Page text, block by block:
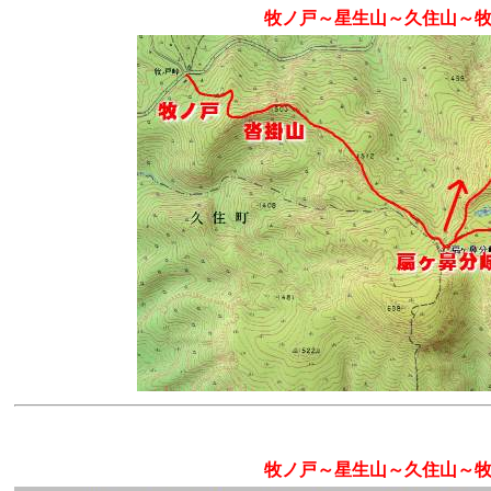
牧ノ戸～星生山～久住山～
牧ノ戸～星生山～久住山～